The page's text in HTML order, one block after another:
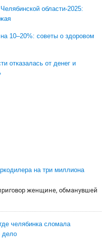
области-2025:
10–20%: советы о здоровом
отказалась от денег и
на три миллиона
женщине, обманувшей
челябинка сломала
дело